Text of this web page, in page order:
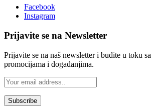
Facebook
Instagram
Prijavite se na Newsletter
Prijavite se na naš newsletter i budite u toku
promocijama i događanjima.